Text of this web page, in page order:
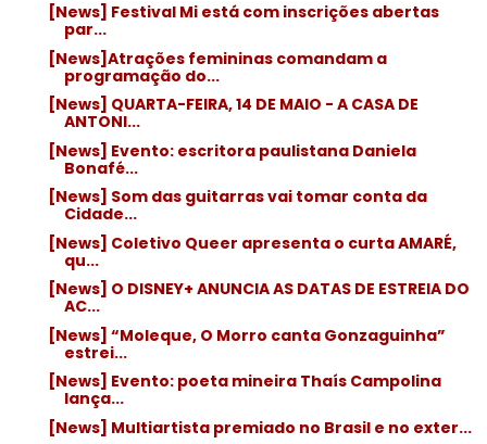
[News] Festival Mi está com inscrições abertas
par...
[News]Atrações femininas comandam a
programação do...
[News] QUARTA-FEIRA, 14 DE MAIO - A CASA DE
ANTONI...
[News] Evento: escritora paulistana Daniela
Bonafé...
[News] Som das guitarras vai tomar conta da
Cidade...
[News] Coletivo Queer apresenta o curta AMARÉ,
qu...
[News] O DISNEY+ ANUNCIA AS DATAS DE ESTREIA DO
AC...
[News] “Moleque, O Morro canta Gonzaguinha”
estrei...
[News] Evento: poeta mineira Thaís Campolina
lança...
[News] Multiartista premiado no Brasil e no exter...